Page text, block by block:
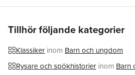
extramaterial där det ges en
Antal sidor
Förlag
Översättare
Tillhör följande kategorier
Klassiker inom Barn och ungdom
Rysare och spökhistorier inom Barn